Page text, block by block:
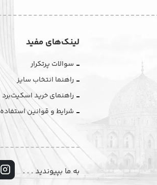
لینک‌های مفید
سوالات پرتکرار
راهنما انتخاب سایز
راهنمای خرید اسکیت‌برد
شرایط و قوانین استفاده
به ما بپیوندید . . .